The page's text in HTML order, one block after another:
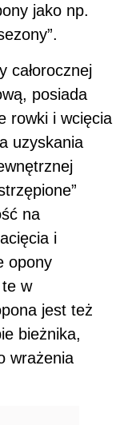
jako np.
całorocznej
posiada
rowki i wcięcia
uzyskania
na
i
opony
te w
jest też
bieżnika,
wrażenia